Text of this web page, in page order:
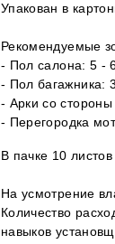
Упакован в
Рекомендуемые
- Пол салона: 5 -
- Пол багажника:
- Арки со
- Перегородка
В пачке 10
На усмотрение
Количество
навыков